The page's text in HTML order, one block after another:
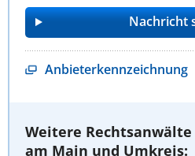
Anbieterkennzeichnung
Weitere
am Main und Umkreis: